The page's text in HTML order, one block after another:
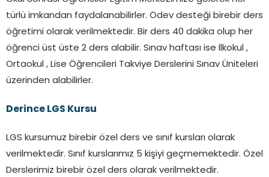
türlü imkandan faydalanabilirler. Ödev desteği birebir ders
öğretimi olarak verilmektedir. Bir ders 40 dakika olup her
öğrenci üst üste 2 ders alabilir. Sınav haftası ise İlkokul ,
Ortaokul , Lise Öğrencileri Takviye Derslerini Sınav Üniteleri
üzerinden alabilirler.
Derince LGS Kursu
LGS kursumuz birebir özel ders ve sınıf kursları olarak
verilmektedir. Sınıf kurslarımız 5 kişiyi geçmemektedir. Özel
Derslerimiz birebir özel ders olarak verilmektedir.